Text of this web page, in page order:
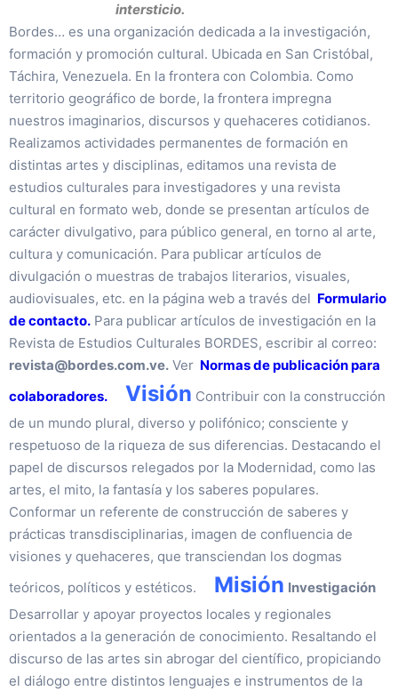
intersticio.
Bordes… es una organización dedicada a la investigación,
formación y promoción cultural. Ubicada en San Cristóbal,
Táchira, Venezuela. En la frontera con Colombia. Como
territorio geográfico de borde, la frontera impregna
nuestros imaginarios, discursos y quehaceres cotidianos.
Realizamos actividades permanentes de formación en
distintas artes y disciplinas, editamos una revista de
estudios culturales para investigadores y una revista
cultural en formato web, donde se presentan artículos de
carácter divulgativo, para público general, en torno al arte,
cultura y comunicación. Para publicar artículos de
divulgación o muestras de trabajos literarios, visuales,
audiovisuales, etc. en la página web a través del Formulario
de contacto. Para publicar artículos de investigación en la
Revista de Estudios Culturales BORDES, escribir al correo:
revista@bordes.com.ve. Ver Normas de publicación para
colaboradores.
Visión Contribuir con la construcción
de un mundo plural, diverso y polifónico; consciente y
respetuoso de la riqueza de sus diferencias. Destacando el
papel de discursos relegados por la Modernidad, como las
artes, el mito, la fantasía y los saberes populares.
Conformar un referente de construcción de saberes y
prácticas transdisciplinarias, imagen de confluencia de
visiones y quehaceres, que transciendan los dogmas
teóricos, políticos y estéticos. Misión Investigación
Desarrollar y apoyar proyectos locales y regionales
orientados a la generación de conocimiento. Resaltando el
discurso de las artes sin abrogar del científico, propiciando
el diálogo entre distintos lenguajes e instrumentos de la